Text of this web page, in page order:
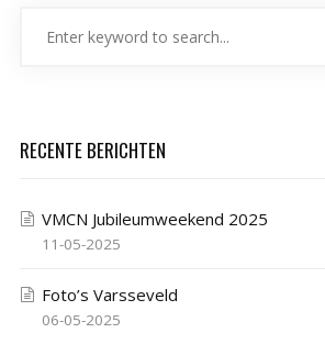
RECENTE BERICHTEN
VMCN Jubileumweekend 2025
11-05-2025
Foto’s Varsseveld
06-05-2025